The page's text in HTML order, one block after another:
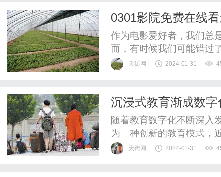
片、科幻片等，还涵盖了
0301影院免费在线
作为电影爱好者，我们总
而，有时候我们可能错过
的是，现在有了0301影院
器，输入www.0301影院
天街网 2024-01-31
沉浸式教育渐成数
随着教育数字化不断深入
为一种创新的教育模式，
式感受历史的痕迹，还是
天街网 2024-01-31